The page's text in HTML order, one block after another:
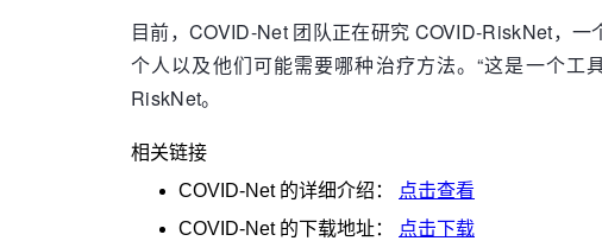
目前，COVID-Net 团队正在研究 COVID-RiskNet，
个人以及他们可能需要哪种治疗方法。“这是一个
RiskNet。
相关链接
COVID-Net的详细介绍：
点击查看
COVID-Net的下载地址： 点击下载